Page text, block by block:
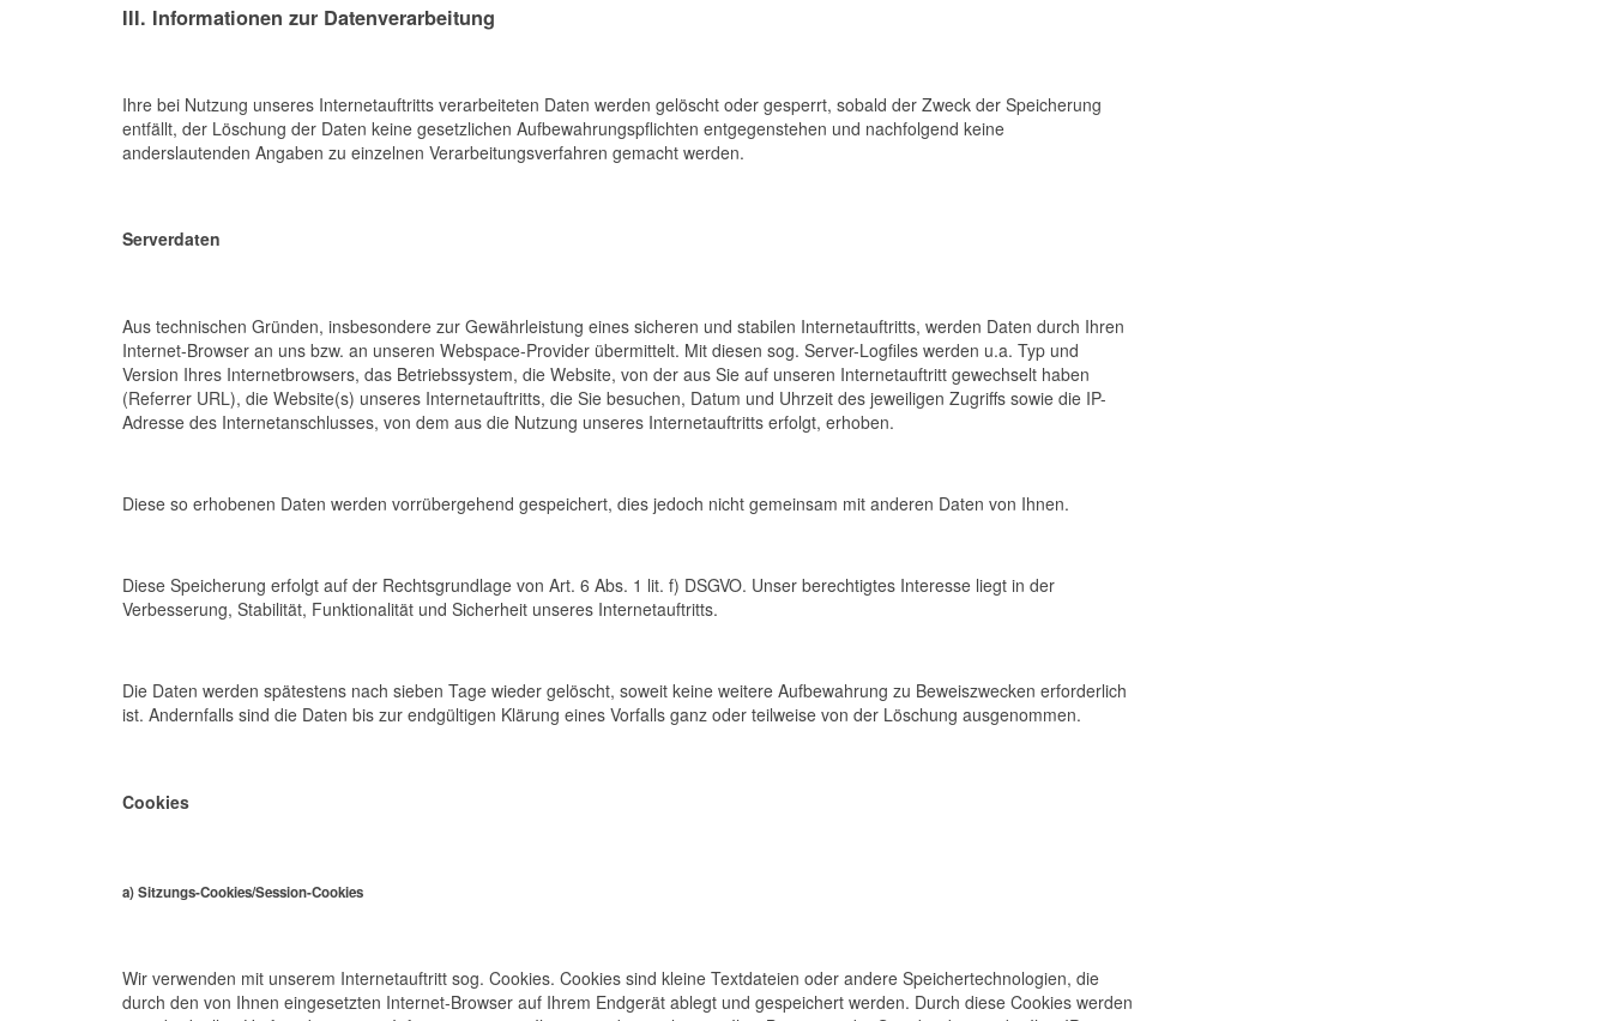
III. Informationen zur Datenverarbeitung
Ihre bei Nutzung unseres Internetauftritts verarbeiteten Daten werden gelöscht oder gesperrt, sobald der Zweck der Speicherung
entfällt, der Löschung der Daten keine gesetzlichen Aufbewahrungspflichten entgegenstehen und nachfolgend keine
anderslautenden Angaben zu einzelnen Verarbeitungsverfahren gemacht werden.
Serverdaten
Aus technischen Gründen, insbesondere zur Gewährleistung eines sicheren und stabilen Internetauftritts, werden Daten durch Ihren
Internet-Browser an uns bzw. an unseren Webspace-Provider übermittelt. Mit diesen sog. Server-Logfiles werden u.a. Typ und
Version Ihres Internetbrowsers, das Betriebssystem, die Website, von der aus Sie auf unseren Internetauftritt gewechselt haben
(Referrer URL), die Website(s) unseres Internetauftritts, die Sie besuchen, Datum und Uhrzeit des jeweiligen Zugriffs sowie die IP-
Adresse des Internetanschlusses, von dem aus die Nutzung unseres Internetauftritts erfolgt, erhoben.
Diese so erhobenen Daten werden vorrübergehend gespeichert, dies jedoch nicht gemeinsam mit anderen Daten von Ihnen.
Diese Speicherung erfolgt auf der Rechtsgrundlage von Art. 6 Abs. 1 lit. f) DSGVO. Unser berechtigtes Interesse liegt in der
Verbesserung, Stabilität, Funktionalität und Sicherheit unseres Internetauftritts.
Die Daten werden spätestens nach sieben Tage wieder gelöscht, soweit keine weitere Aufbewahrung zu Beweiszwecken erforderlich
ist. Andernfalls sind die Daten bis zur endgültigen Klärung eines Vorfalls ganz oder teilweise von der Löschung ausgenommen.
Cookies
a) Sitzungs-Cookies/Session-Cookies
Wir verwenden mit unserem Internetauftritt sog. Cookies. Cookies sind kleine Textdateien oder andere Speichertechnologien, die
durch den von Ihnen eingesetzten Internet-Browser auf Ihrem Endgerät ablegt und gespeichert werden. Durch diese Cookies werden